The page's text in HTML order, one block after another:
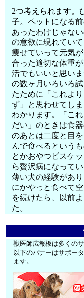
2つ考えられます。
子。ペットになる
あったわけじゃな
の意欲に現れてい
痩せていって元気
合った適切な体重
活でもいいと思い
の数ヶ月いろいろ
たために「これよ
ず」と思わせてし
わかります。「こ
だい」のときは食
のあとは二度と目
んで食べるという
とかおやつビスケ
ら贅沢病になって
薄い犬の経験があ
にかやっと食べて
を続けたら、以前
た。
獣医師広報板は多くの
以下のバナーはサポー
ます。